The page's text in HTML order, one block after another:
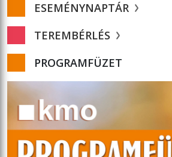
ESEMÉNYNAPTÁR
TEREMBÉRLÉS
PROGRAMFÜZET